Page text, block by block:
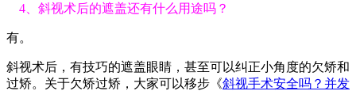
4、斜视术后的遮盖还有什么用途吗？
有。
斜视术后，有技巧的遮盖眼睛，甚至可以纠正小角度的欠矫和
过矫。关于欠矫过矫，大家可以移步《斜视手术安全吗？并发